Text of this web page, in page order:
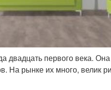
двадцать первого века.
На рынке их много, велик